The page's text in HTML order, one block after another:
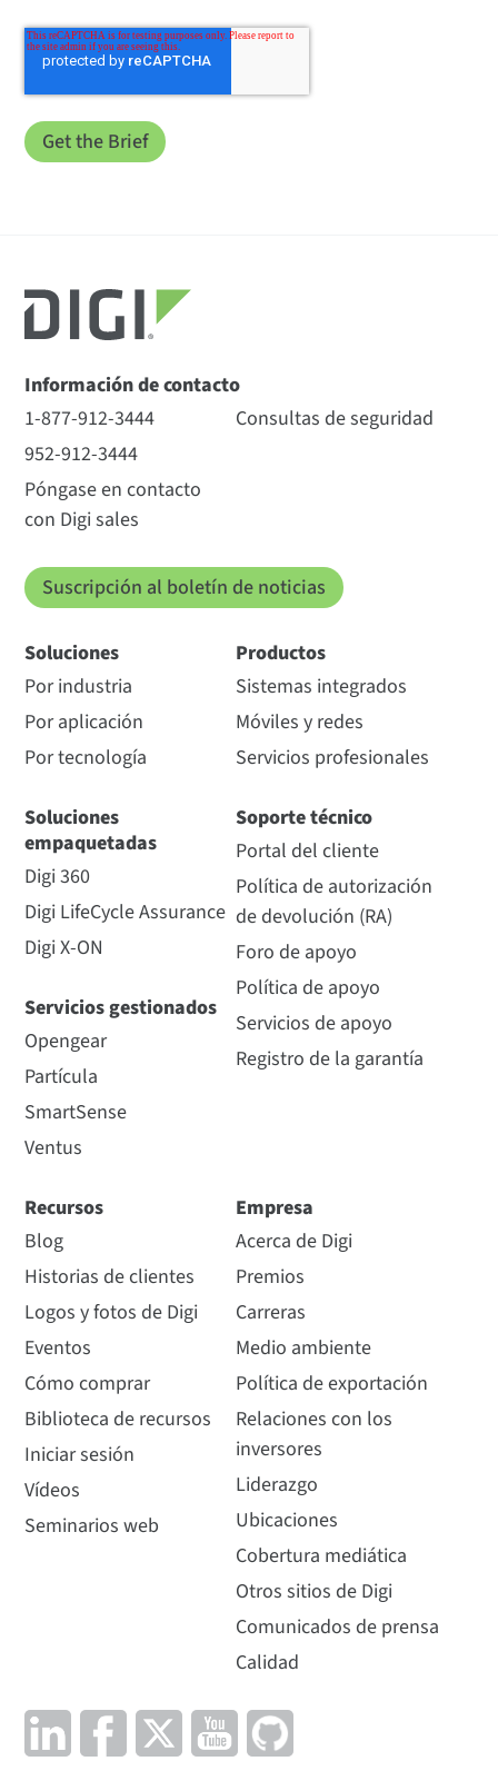
Información de contacto
1-877-912-3444
952-912-3444
Póngase en contacto
con Digi sales
Consultas de seguridad
Suscripción al boletín de noticias
Soluciones
Por industria
Por aplicación
Por tecnología
Soluciones
empaquetadas
Digi 360
Digi LifeCycle Assurance
Digi X-ON
Servicios gestionados
Opengear
Partícula
SmartSense
Ventus
Productos
Sistemas integrados
Móviles y redes
Servicios profesionales
Soporte técnico
Portal del cliente
Política de autorización
de devolución (RA)
Foro de apoyo
Política de apoyo
Servicios de apoyo
Registro de la garantía
Recursos
Blog
Historias de clientes
Logos y fotos de Digi
Eventos
Cómo comprar
Biblioteca de recursos
Iniciar sesión
Vídeos
Seminarios web
Empresa
Acerca de Digi
Premios
Carreras
Medio ambiente
Política de exportación
Relaciones con los
inversores
Liderazgo
Ubicaciones
Cobertura mediática
Otros sitios de Digi
Comunicados de prensa
Calidad